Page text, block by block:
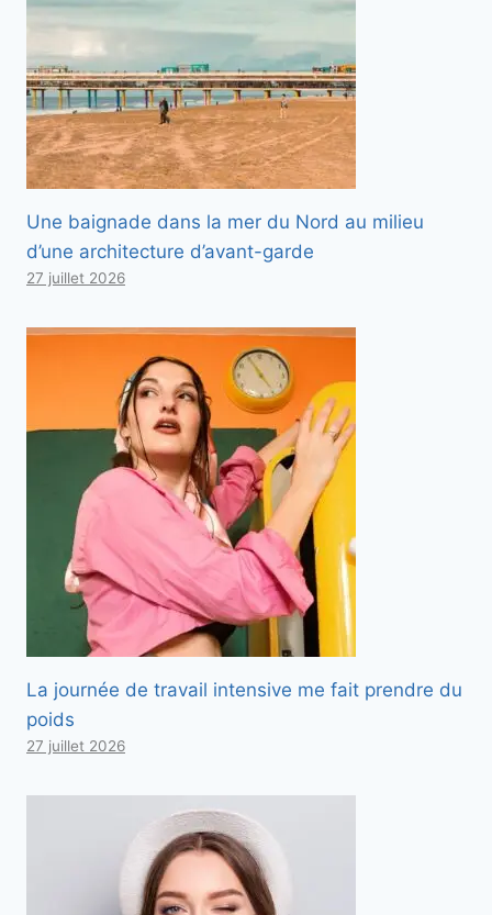
Une baignade dans la mer du Nord au milieu
d’une architecture d’avant-garde
27 juillet 2026
La journée de travail intensive me fait prendre du
poids
27 juillet 2026